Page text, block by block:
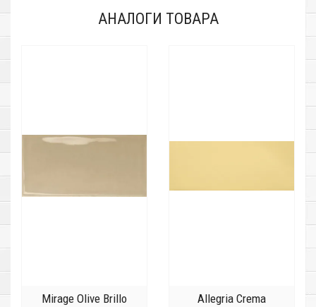
АНАЛОГИ ТОВАРА
Mirage Olive Brillo Allegria Crema